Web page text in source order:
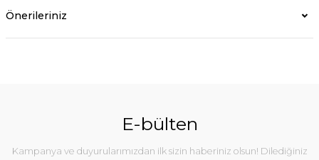
Önerileriniz
E-bülten
Kampanya ve duyurularımızdan ilk sizin haberiniz olsun! Dilediğiniz